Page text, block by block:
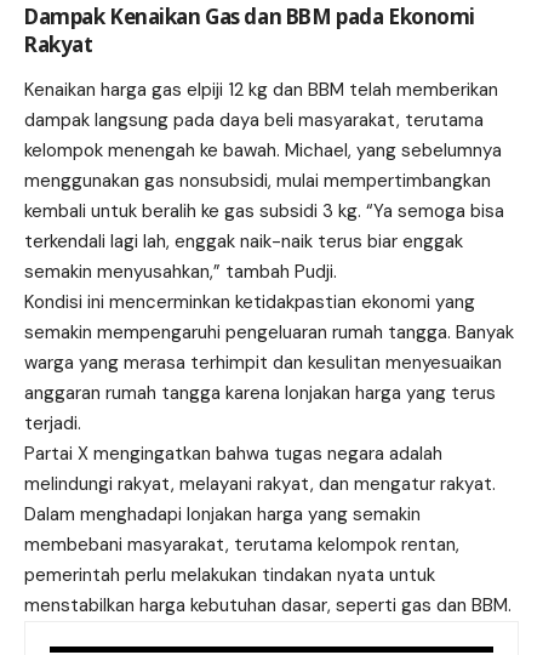
Dampak Kenaikan Gas dan BBM pada Ekonomi
Rakyat
Kenaikan harga gas elpiji 12 kg dan BBM telah memberikan
dampak langsung pada daya beli masyarakat, terutama
kelompok menengah ke bawah. Michael, yang sebelumnya
menggunakan gas nonsubsidi, mulai mempertimbangkan
kembali untuk beralih ke gas subsidi 3 kg. “Ya semoga bisa
terkendali lagi lah, enggak naik-naik terus biar enggak
semakin menyusahkan,” tambah Pudji.
Kondisi ini mencerminkan ketidakpastian ekonomi yang
semakin mempengaruhi pengeluaran rumah tangga. Banyak
warga yang merasa terhimpit dan kesulitan menyesuaikan
anggaran rumah tangga karena lonjakan harga yang terus
terjadi.
Partai X mengingatkan bahwa tugas negara adalah
melindungi rakyat, melayani rakyat, dan mengatur rakyat.
Dalam menghadapi lonjakan harga yang semakin
membebani masyarakat, terutama kelompok rentan,
pemerintah perlu melakukan tindakan nyata untuk
menstabilkan harga kebutuhan dasar, seperti gas dan BBM.